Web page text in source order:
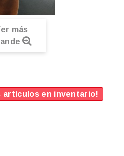
más
artículos en inventario!